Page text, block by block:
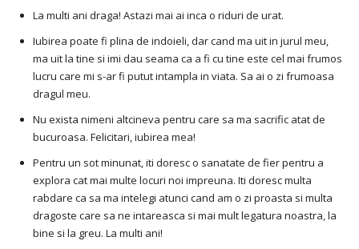
La multi ani draga! Astazi mai ai inca o riduri de urat.
Iubirea poate fi plina de indoieli, dar cand ma uit in jurul meu,
ma uit la tine si imi dau seama ca a fi cu tine este cel mai frumos
lucru care mi s-ar fi putut intampla in viata. Sa ai o zi frumoasa
dragul meu.
Nu exista nimeni altcineva pentru care sa ma sacrific atat de
bucuroasa. Felicitari, iubirea mea!
Pentru un sot minunat, iti doresc o sanatate de fier pentru a
explora cat mai multe locuri noi impreuna. Iti doresc multa
rabdare ca sa ma intelegi atunci cand am o zi proasta si multa
dragoste care sa ne intareasca si mai mult legatura noastra, la
bine si la greu. La multi ani!